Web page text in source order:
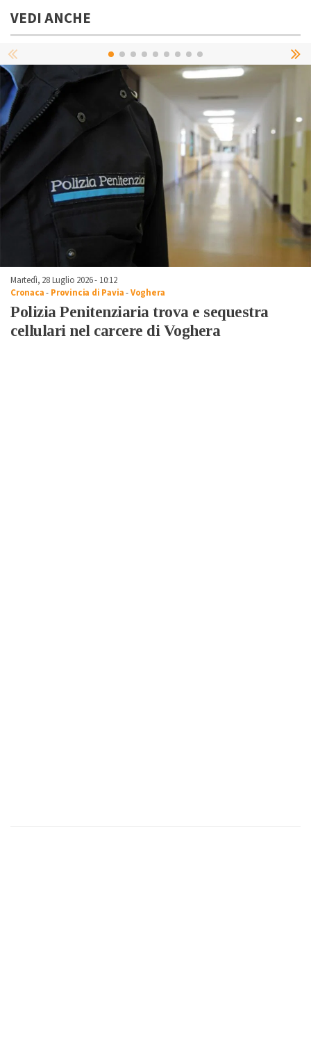
VEDI ANCHE
Martedì, 28 Luglio 2026 - 10:12
Cronaca- Provincia di Pavia-Voghera
Polizia Penitenziaria trova e sequestra
cellulari nel carcere di Voghera